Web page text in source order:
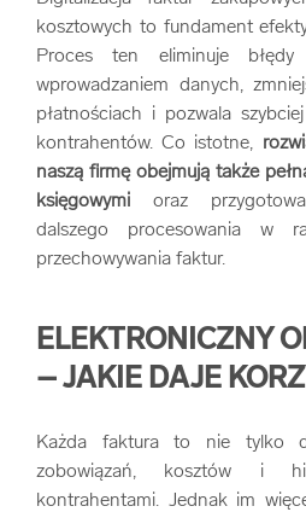
kosztowych to fundament
Proces ten eliminuje
wprowadzaniem danych,
płatnościach i pozwala
kontrahentów. Co istotne,
naszą firmę obejmują także
księgowymi oraz
dalszego procesowania w
przechowywania faktur.
ELEKTRONICZNY
– JAKIE DAJE
Każda faktura to nie tylko
zobowiązań, kosztów i
kontrahentami. Jednak im